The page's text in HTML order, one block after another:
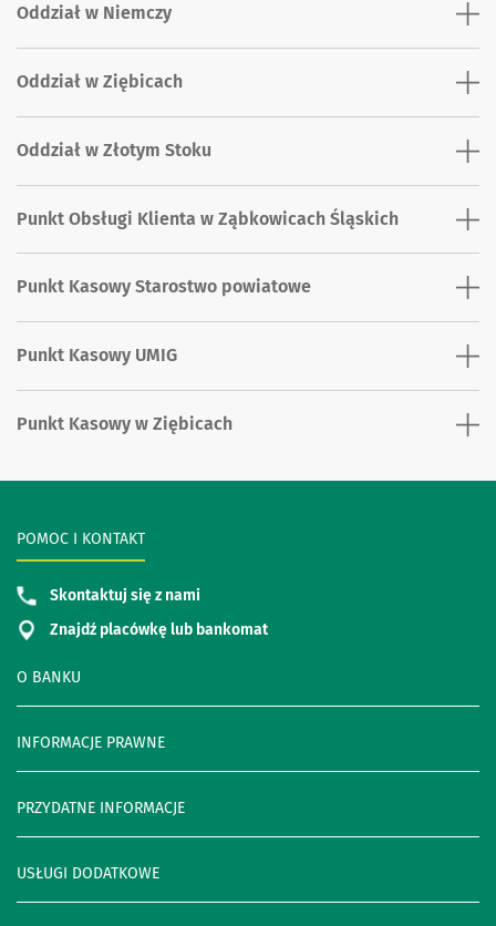
Oddział w Niemczy
Oddział w Ziębicach
Oddział w Złotym Stoku
Punkt Obsługi Klienta w Ząbkowicach Śląskich
Punkt Kasowy Starostwo powiatowe
Punkt Kasowy UMIG
Punkt Kasowy w Ziębicach
O BANKU
INFORMACJE PRAWNE
PRZYDATNE INFORMACJE
USŁUGI DODATKOWE
POMOC I KONTAKT
Skontaktuj się z nami
Znajdź placówkę lub bankomat